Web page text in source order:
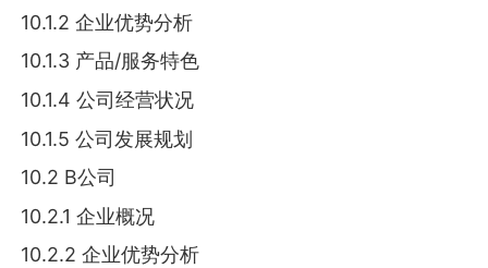
10.1.2 企业优势分析
10.1.3 产品/服务特色
10.1.4 公司经营状况
10.1.5 公司发展规划
10.2 B公司
10.2.1 企业概况
10.2.2 企业优势分析